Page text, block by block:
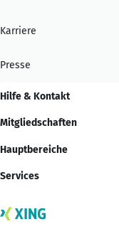
Karriere
Presse
Hilfe & Kontakt
Mitgliedschaften
Hauptbereiche
Services